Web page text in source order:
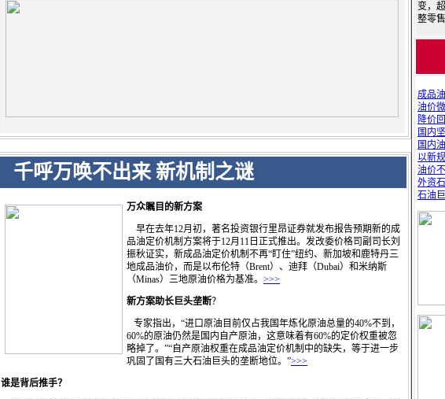
千呼万唤不出来 新机制之谜
万众瞩目的新方案
早在去年12月初，著名投资银行里昂证券就发布报告预期新的成
品油定价机制方案将于12月11日正式推出。发改委价格司副司长刘
振秋证实，新成品油定价机制不再“盯住”纽约、新加坡和鹿特丹三
地成品油价，而是以布伦特（Brent）、迪拜（Dubai）和米纳斯
（Minas）三地原油价格为基准。 >>>
新方案助长巨头垄断？
专家指出，“进口原油目前仅占我国年炼化原油总量的40%不到，
60%的原油仍然是国内自产原油，这意味着有60%的定价权重被忽
略掉了。”“自产原油权重在成品油定价机制中的缺失，等于进一步
巩固了国有三大石油巨头的垄断地位。”>>>
谁是背后推手？
变，
整零
成品
油价
降价
国内
国内
以新
油价
外资
石油